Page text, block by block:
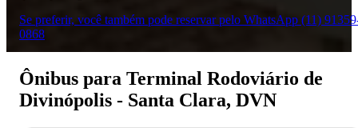
Se preferir, você também pode reservar pelo WhatsApp (11)
0868
Ônibus para Terminal Rodoviário de
Divinópolis - Santa Clara, DVN